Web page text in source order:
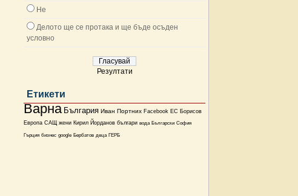
Не
Делото ще се протака и ще бъде осъден
условно
Резултати
Етикети
Варна България Иван Портних Facebook ЕС Борисов
Европа САЩ жени Кирил Йорданов българи вода Български София
Гърция бизнес google Бербатов деца ГЕРБ